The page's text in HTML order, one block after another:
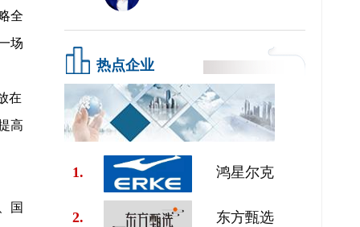
全
场
在
高
国
热点企业
1. 鸿星尔克
2. 东方甄选